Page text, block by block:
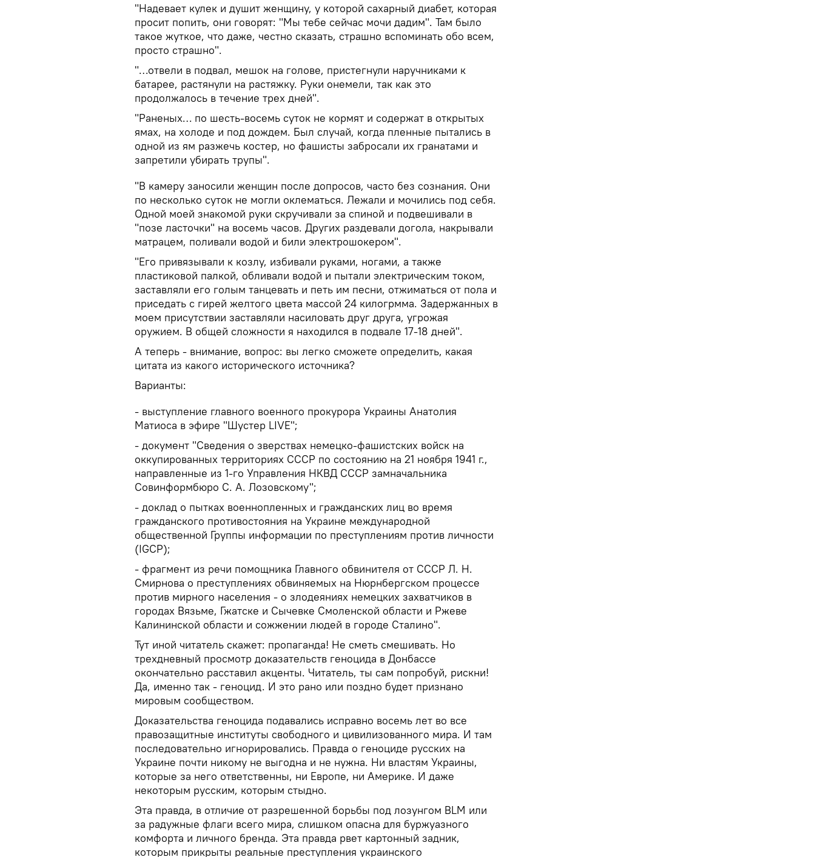
"Надевает кулек и душит женщину, у которой сахарный диабет, которая
просит попить, они говорят: "Мы тебе сейчас мочи дадим". Там было
такое жуткое, что даже, честно сказать, страшно вспоминать обо всем,
просто страшно".
"…отвели в подвал, мешок на голове, пристегнули наручниками к
батарее, растянули на растяжку. Руки онемели, так как это
продолжалось в течение трех дней".
"Раненых… по шесть-восемь суток не кормят и содержат в открытых
ямах, на холоде и под дождем. Был случай, когда пленные пытались в
одной из ям разжечь костер, но фашисты забросали их гранатами и
запретили убирать трупы".
"В камеру заносили женщин после допросов, часто без сознания. Они
по несколько суток не могли оклематься. Лежали и мочились под себя.
Одной моей знакомой руки скручивали за спиной и подвешивали в
"позе ласточки" на восемь часов. Других раздевали догола, накрывали
матрацем, поливали водой и били электрошокером".
"Его привязывали к козлу, избивали руками, ногами, а также
пластиковой палкой, обливали водой и пытали электрическим током,
заставляли его голым танцевать и петь им песни, отжиматься от пола и
приседать с гирей желтого цвета массой 24 килогрмма. Задержанных в
моем присутствии заставляли насиловать друг друга, угрожая
оружием. В общей сложности я находился в подвале 17-18 дней".
А теперь - внимание, вопрос: вы легко сможете определить, какая
цитата из какого исторического источника?
Варианты:
- выступление главного военного прокурора Украины Анатолия
Матиоса в эфире "Шустер LIVE";
- документ "Сведения о зверствах немецко-фашистских войск на
оккупированных территориях СССР по состоянию на 21 ноября 1941 г.,
направленные из 1-го Управления НКВД СССР замначальника
Совинформбюро С. А. Лозовскому";
- доклад о пытках военнопленных и гражданских лиц во время
гражданского противостояния на Украине международной
общественной Группы информации по преступлениям против личности
(IGCP);
- фрагмент из речи помощника Главного обвинителя от СССР Л. Н.
Смирнова о преступлениях обвиняемых на Нюрнбергском процессе
против мирного населения - о злодеяниях немецких захватчиков в
городах Вязьме, Гжатске и Сычевке Смоленской области и Ржеве
Калининской области и сожжении людей в городе Сталино".
Тут иной читатель скажет: пропаганда! Не сметь смешивать. Но
трехдневный просмотр доказательств геноцида в Донбассе
окончательно расставил акценты. Читатель, ты сам попробуй, рискни!
Да, именно так - геноцид. И это рано или поздно будет признано
мировым сообществом.
Доказательства геноцида подавались исправно восемь лет во все
правозащитные институты свободного и цивилизованного мира. И там
последовательно игнорировались. Правда о геноциде русских на
Украине почти никому не выгодна и не нужна. Ни властям Украины,
которые за него ответственны, ни Европе, ни Америке. И даже
некоторым русским, которым стыдно.
Эта правда, в отличие от разрешенной борьбы под лозунгом BLM или
за радужные флаги всего мира, слишком опасна для буржуазного
комфорта и личного бренда. Эта правда рвет картонный задник,
которым прикрыты реальные преступления украинского